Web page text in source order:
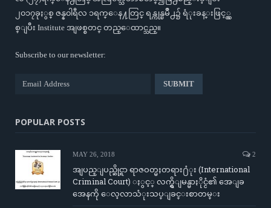
၂၀၁၇ခုႏွစ္ ဇန္န၀ါရီလ ၁ရက္ေန႔တြင္ ရန္ကုန္ၿမိဳ႕၌ ရံုးခန္းဖြင့္လွ
စ္ျပီး Institute အျဖစ္စတင္ တည္ေထာင္သည္။
Subscribe to our newsletter:
POPULAR POSTS
MAY 26, 2018 2
အျပည္ျပည္ဆိုင္ရာ ရာဇဝတ္မႈတရား႐ံုး (International
Criminal Court) ႏွင့္ လက္ရွိျမန္မာႏိုင္ငံ၏ အေျခ
အေနကို ေလ့လာသံုးသပ္ျခင္းစာတမ္း